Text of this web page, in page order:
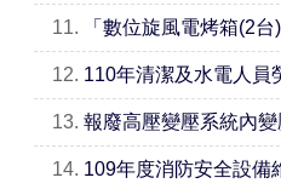
11. 「數位旋風電烤箱(2
12. 110年清潔及水電人員
13. 報廢高壓變壓系統內
14. 109年度消防安全設備